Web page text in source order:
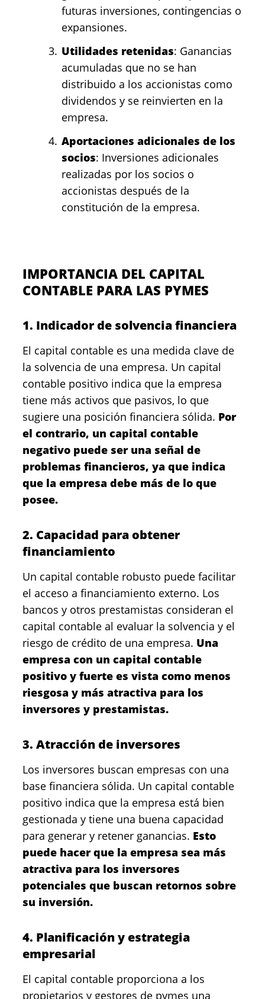
futuras inversiones, contingencias o
expansiones.
Utilidades retenidas: Ganancias
acumuladas que no se han
distribuido a los accionistas como
dividendos y se reinvierten en la
empresa.
Aportaciones adicionales de los
socios: Inversiones adicionales
realizadas por los socios o
accionistas después de la
constitución de la empresa.
IMPORTANCIA DEL CAPITAL
CONTABLE PARA LAS PYMES
1. Indicador de solvencia financiera
El capital contable es una medida clave de
la solvencia de una empresa. Un capital
contable positivo indica que la empresa
tiene más activos que pasivos, lo que
sugiere una posición financiera sólida. Por
el contrario, un capital contable
negativo puede ser una señal de
problemas financieros, ya que indica
que la empresa debe más de lo que
posee.
2. Capacidad para obtener
financiamiento
Un capital contable robusto puede facilitar
el acceso a financiamiento externo. Los
bancos y otros prestamistas consideran el
capital contable al evaluar la solvencia y el
riesgo de crédito de una empresa. Una
empresa con un capital contable
positivo y fuerte es vista como menos
riesgosa y más atractiva para los
inversores y prestamistas.
3. Atracción de inversores
Los inversores buscan empresas con una
base financiera sólida. Un capital contable
positivo indica que la empresa está bien
gestionada y tiene una buena capacidad
para generar y retener ganancias. Esto
puede hacer que la empresa sea más
atractiva para los inversores
potenciales que buscan retornos sobre
su inversión.
4. Planificación y estrategia
empresarial
El capital contable proporciona a los
propietarios y gestores de pymes una